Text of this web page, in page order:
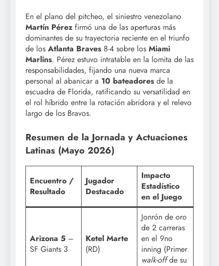
En el plano del pitcheo, el siniestro venezolano
Martín Pérez firmó una de las aperturas más
dominantes de su trayectoria reciente en el triunfo
de los Atlanta Braves 8-4 sobre los Miami
Marlins. Pérez estuvo intratable en la lomita de las
responsabilidades, fijando una nueva marca
personal al abanicar a 10 bateadores de la
escuadra de Florida, ratificando su versatilidad en
el rol híbrido entre la rotación abridora y el relevo
largo de los Bravos.
Resumen de la Jornada y Actuaciones
Latinas (Mayo 2026)
Encuentro /
Resultado
Jugador
Destacado
Impacto
Estadístico
en el Juego
Arizona 5 –
SF Giants 3
Ketel Marte
(RD)
Jonrón de oro
de 2 carreras
en el 9no
inning (Primer
walk-offde su